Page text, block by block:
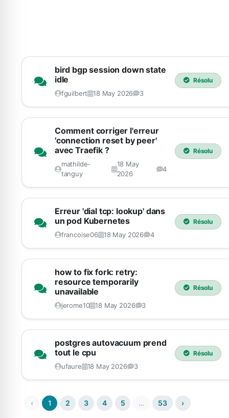
bird bgp session down state
idle
fguilbert 18 May 2026 3
Résolu
Comment corriger l'erreur
'connection reset by peer'
avec Traefik ?
mathilde-
tanguy
18 May
2026
4
Résolu
Erreur 'dial tcp: lookup' dans
un pod Kubernetes
francoise06 18 May 2026 4
Résolu
how to fix fork: retry:
resource temporarily
unavailable
jerome10 18 May 2026 3
Résolu
postgres autovacuum prend
tout le cpu
ufaure 18 May 2026 3
Résolu
‹ 1 2 3 4 5 … 53 ›